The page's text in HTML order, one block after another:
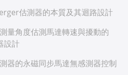
估測器的本質及其迴路設計
量角度估測馬達轉速與擾動的
設計
器的永磁同步馬達無感測器控制